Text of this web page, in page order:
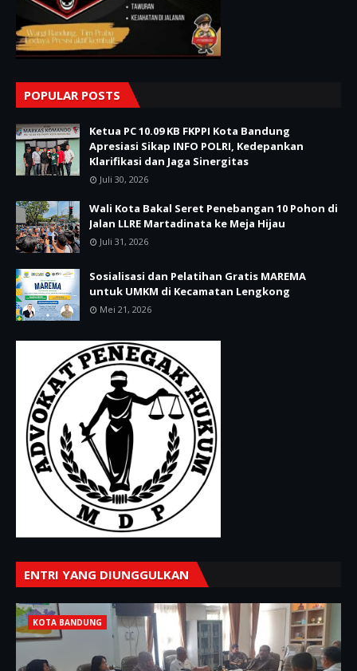
POPULAR POSTS
Ketua PC 10.09 KB FKPPI Kota Bandung
Apresiasi Sikap INFO POLRI, Kedepankan
Klarifikasi dan Jaga Sinergitas
Juli 30, 2026
Wali Kota Bakal Seret Penebangan 10 Pohon di
Jalan LLRE Martadinata ke Meja Hijau
Juli 31, 2026
Sosialisasi dan Pelatihan Gratis MAREMA
untuk UMKM di Kecamatan Lengkong
Mei 21, 2026
ENTRI YANG DIUNGGULKAN
KOTA BANDUNG